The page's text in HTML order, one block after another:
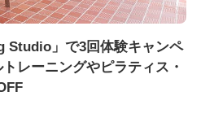
Studio」で3回体験キャンペ
レーニングやピラティス・